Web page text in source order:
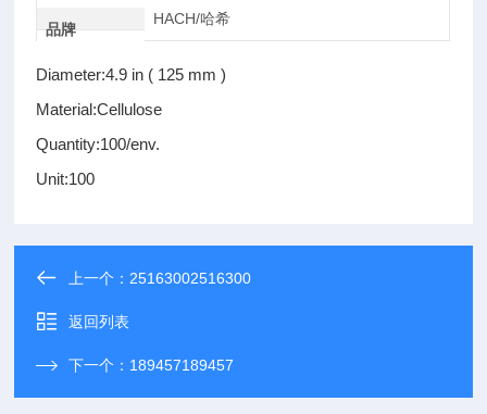
品牌
HACH/哈希
Diameter:4.9 in ( 125 mm )
Material:Cellulose
Quantity:100/env.
Unit:100
上一个： 25163002516300
返回列表
下一个： 189457189457